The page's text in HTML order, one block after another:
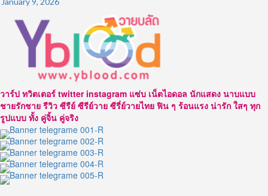
วาร์ป ทวิตเตอร์ twitter instagram แซ่บ เน็ตไอดอล นักแสดง นาบแบบ
ชายรักชาย รีวิว ซีรีย์ ซีรีย์วาย ซีรี่ย์วายไทย ฟิน ๆ ร้อนแรง น่ารัก ใสๆ ทุก
รูปแบบ ทั้ง คู่จิ้น คู่จริง